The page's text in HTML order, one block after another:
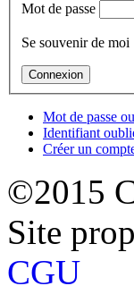
Mot de passe
Se souvenir de moi
Mot de passe
Identifiant
Créer un
©2015
Site
CGU